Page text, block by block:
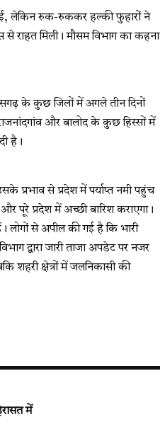
हुई, लेकिन रुक-रुककर हल्की फुहारों ने
से राहत मिली। मौसम विभाग का कहना
के कुछ जिलों में अगले तीन दिनों
और बालोद के कुछ हिस्सों में
है।
प्रभाव से प्रदेश में पर्याप्त नमी पहुंच
पूरे प्रदेश में अच्छी बारिश कराएगा।
लोगों से अपील की गई है कि भारी
द्वारा जारी ताजा अपडेट पर नजर
शहरी क्षेत्रों में जलनिकासी की
में